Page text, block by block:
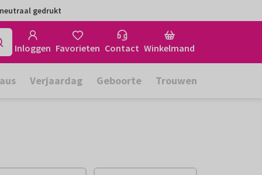
gedrukt
Inloggen Favorieten Contact Winkelmand
Verjaardag Geboorte Trouwen